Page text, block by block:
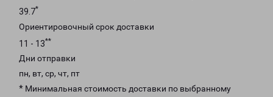
39.7*
Ориентировочный срок доставки
11 - 13**
Дни отправки
пн, вт, ср, чт, пт
* Минимальная стоимость доставки по выбранному